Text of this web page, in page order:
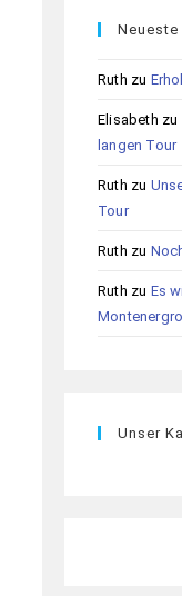
Neueste
Ruth zu
Elisabeth zu
langen Tour
Ruth zu
Tour
Ruth zu
Ruth zu Es
Unser